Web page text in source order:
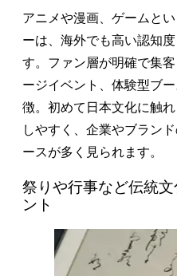
アニメや漫画、ゲームと
ーは、海外でも高い認知
す。ファン層が明確で集
ージイベント、体験型ブ
徴。初めて日本文化に触
しやすく、企業やブラン
ースが多く見られます。
祭りや行事など伝統
ント